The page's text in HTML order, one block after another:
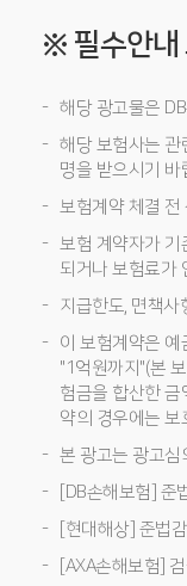
※ 필수안내
해당 광고물은
해당 보험사는 관
명을 받으시기 바
보험계약 체결 전
보험 계약자가 기
되거나 보험료가
지급한도, 면책사
이 보험계약은
"1억원까지"(본
험금을 합산한
약의 경우에는 보
본 광고는 광고심
[DB손해보험]
[현대해상] 준법
[AXA손해보험]